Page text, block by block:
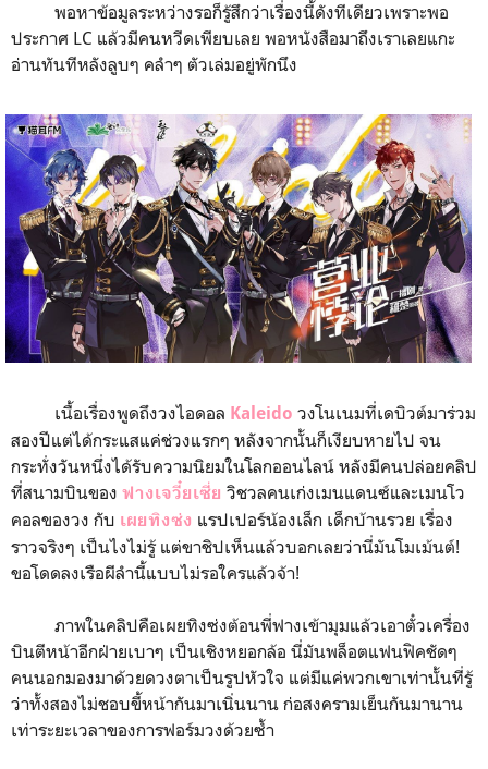
พอหาข้อมูลระหว่างรอก็รู้สึกว่าเรื่องนี้ดังทีเดียวเพราะพอ
ประกาศ LC แล้วมีคนหวีดเพียบเลย พอหนังสือมาถึงเราเลยแกะ
อ่านทันทีหลังลูบๆ คลำๆ ตัวเล่มอยู่พักนึง
เนื้อเรื่องพูดถึงวงไอดอล Kaleido วงโนเนมที่เดบิวต์มาร่วม
สองปีแต่ได้กระแสแค่ช่วงแรกๆ หลังจากนั้นก็เงียบหายไป จน
กระทั่งวันหนึ่งได้รับความนิยมในโลกออนไลน์ หลังมีคนปล่อยคลิป
ที่สนามบินของ ฟางเจวี๋ยเซี่ย วิชวลคนเก่งเมนแดนซ์และเมนโว
คอลของวง กับ เผยทิงซ่ง แรปเปอร์น้องเล็ก เด็กบ้านรวย เรื่อง
ราวจริงๆ เป็นไงไม่รู้ แต่ขาชิปเห็นแล้วบอกเลยว่านี่มันโมเม้นต์!
ขอโดดลงเรือผีลำนี้แบบไม่รอใครแล้วจ้า!
ภาพในคลิปคือเผยทิงซ่งต้อนพี่ฟางเข้ามุมแล้วเอาตั๋วเครื่อง
บินตีหน้าอีกฝ่ายเบาๆ เป็นเชิงหยอกล้อ นี่มันพล็อตแฟนฟิคชัดๆ
คนนอกมองมาด้วยดวงตาเป็นรูปหัวใจ แต่มีแค่พวกเขาเท่านั้นที่รู้
ว่าทั้งสองไม่ชอบขี้หน้ากันมาเนิ่นนาน ก่อสงครามเย็นกันมานาน
เท่าระยะเวลาของการฟอร์มวงด้วยซ้ำ